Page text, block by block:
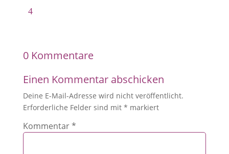
0 Kommentare
Einen Kommentar abschicken
Deine E-Mail-Adresse wird nicht veröffentlicht.
Erforderliche Felder sind mit * markiert
Kommentar*